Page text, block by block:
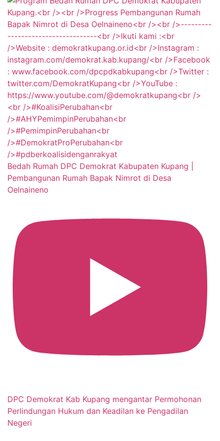
Bedah Rumah DPC Demokrat Kabupaten Kupang |
Pembangunan Rumah Bapak Nimrot di Desa
Oelnaineno
DPC Demokrat Kab Kupang mengantar Permohonan
Perlindungan Hukum dan Keadilan ke Pengadilan
Negeri